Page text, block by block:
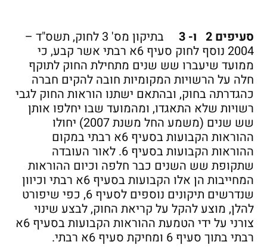
סעיפים 2 ו- 3
בתיקון מס' 3 לחוק, תשס"ד –
2004 נוסף לחוק סעיף 6א רבתי אשר קבע, כי
ממועד שיעברו שש שנים מתחילת החוק לתוקף
חלה על הרשויות המקומיות חובה להקים חברה
כהגדרתה בחוק, ובהתאם ישתנו הוראות החוק לגבי
רשויות שלא התאגדו, ומהמועד שבו יחלפו אותן
שש שנים (משמע החל משנת 2007) יחולו
ההוראות הקבועות בסעיף 6א רבתי במקום
ההוראות הקבועות בסעיף 6. לאור העובדה
שתקופת שש השנים כבר חלפה וכיום ההוראות
המחייבות הן אלו הקבועות בסעיף 6א רבתי וכיוון
שנדרשים תיקונים נוספים לסעיף 6, כפי שיפורט
להלן, מוצע להקל על קריאת החוק, לבצע שינוי
צורני על ידי הטמעת ההוראות הקבועות בסעיף 6א
רבתי בתוך סעיף 6 ומחיקת סעיף 6א רבתי.